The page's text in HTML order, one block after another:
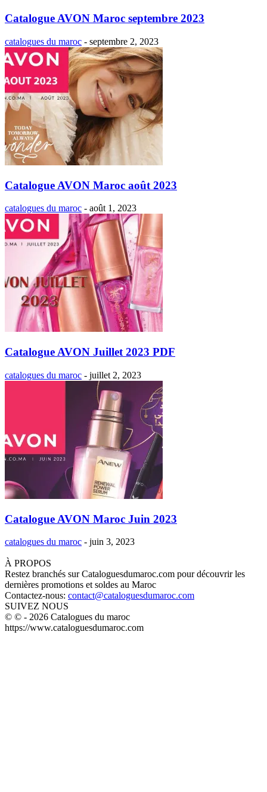
Catalogue AVON Maroc septembre 2023
catalogues du maroc - septembre 2, 2023
Catalogue AVON Maroc août 2023
catalogues du maroc - août 1, 2023
Catalogue AVON Juillet 2023 PDF
catalogues du maroc - juillet 2, 2023
Catalogue AVON Maroc Juin 2023
catalogues du maroc - juin 3, 2023
À PROPOS
Restez branchés sur Cataloguesdumaroc.com pour découvrir les
dernières promotions et soldes au Maroc
Contactez-nous: contact@cataloguesdumaroc.com
SUIVEZ NOUS
© © - 2026 Catalogues du maroc
https://www.cataloguesdumaroc.com